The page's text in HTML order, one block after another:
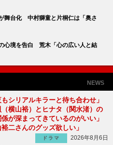
舞台化 中村獅童と片桐仁は「奥さ
心境を告白 荒木「心の広い人と結
NEWS
もシリアルキラーと待ち合わせ」
（横山裕）とヒナタ（関水渚）の
が深まってきているのがいい」
裕二さんのグッズ欲しい」
ドラマ
2026年8月6日